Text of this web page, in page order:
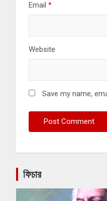
Email *
Website
Save my name,
ফিচার